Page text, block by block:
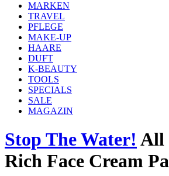
MARKEN
TRAVEL
PFLEGE
MAKE-UP
HAARE
DUFT
K-BEAUTY
TOOLS
SPECIALS
SALE
MAGAZIN
Stop The Water! All
Rich Face Cream